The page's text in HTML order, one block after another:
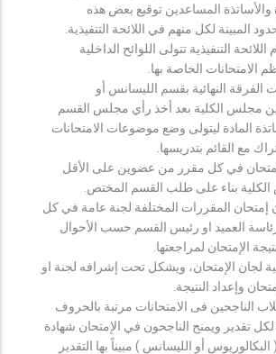
والأساتذة المساعدين توقيع بعض هذه
المبينة لكل منهم في اللائحة التنفيذية.
التنفيذية تتولى اللوائح الداخلية
الامتحانات الخاصة بها.
الفرقة النهائية بقسم الليسانس أو
مجلس الكلية بعد أخذ رأي مجلس القسم
المادة ليتولى وضع موضوعات الامتحانات
مع القائم بتدريسها.
في كل مقرر من عضوين على الأقل
بناء على طلب القسم المختص.
إمتحان المقررات المختلفة لجنة عامة في كل
العميد او رئيس القسم حسب الأحوال
الإمتحان لمراجعتها.
لجان الإمتحان، ويشكل تحت إشرافه لجنة او
وإعداد النتيجة.
الناجحين فى الامتحانات مرتبة بالحروف
لكل تقدير ويمنح الناجحون في الإمتحان شهادة
أو الليسانس ) مبيناً بها التقدير